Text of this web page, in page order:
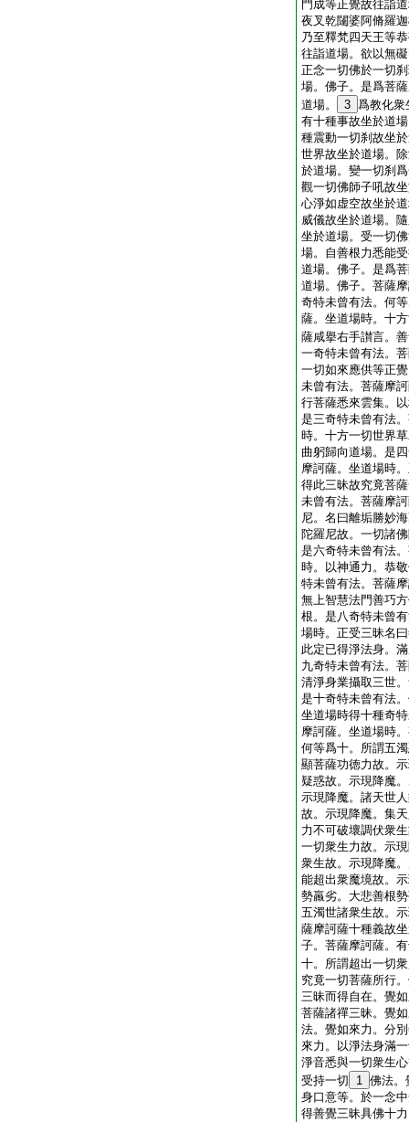
門成等正覺故往詣
夜叉乾闥婆阿脩羅
乃至釋梵四天王等
往詣道場。欲以無
正念一切佛於一切
場。佛子。是爲菩
道場。
3 爲教化衆
有十種事故坐於道
種震動一切刹故坐
世界故坐於道場。
於道場。變一切刹
觀一切佛師子吼故
心淨如虚空故坐於
威儀故坐於道場。
坐於道場。受一切
場。自善根力悉能
道場。佛子。是爲
道場。佛子。菩薩
奇特未曾有法。何
薩。坐道場時。十
薩咸擧右手讃言。
一奇特未曾有法。
一切如來應供等正
未曾有法。菩薩摩
行菩薩悉來雲集。
是三奇特未曾有法
時。十方一切世界
曲躬歸向道場。是
摩訶薩。坐道場時
得此三昧故究竟菩
未曾有法。菩薩摩
尼。名曰離垢勝妙
陀羅尼故。一切諸
是六奇特未曾有法
時。以神通力。恭
特未曾有法。菩薩
無上智慧法門善巧
根。是八奇特未曾
場時。正受三昧名
此定已得淨法身。
九奇特未曾有法。
清淨身業攝取三世
是十奇特未曾有法
坐道場時得十種奇
摩訶薩。坐道場時
何等爲十。所謂五
顯菩薩功徳力故。
疑惑故。示現降魔
示現降魔。諸天世
故。示現降魔。集
力不可破壞調伏衆
一切衆生力故。示
衆生故。示現降魔
能超出衆魔境故。
勢羸劣。大悲善根
五濁世諸衆生故。
薩摩訶薩十種義故
子。菩薩摩訶薩。
十。所謂超出一切
究竟一切菩薩所行
三昧而得自在。覺
菩薩諸禪三昧。覺
法。覺如來力。分
來力。以淨法身滿
淨音悉與一切衆生
受持一切
1 佛法。
身口意等。於一念
得善覺三昧具佛十